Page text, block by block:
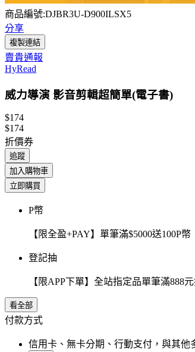
商品編號:DJBR3U-D900ILSX5
分享
複製連結
賣貴通報
HyRead
威力導演 影音剪輯超簡單(電子書)
$174
$174
折價券
追蹤
加入購物車
立即購買
P幣
【限全盈+PAY】單筆滿$5000送100P幣
登記抽
【限APP下單】全站指定品單筆滿888
看全部
付款方式
信用卡、無卡分期、行動支付，與其他